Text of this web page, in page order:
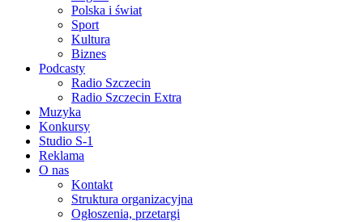
Polska i świat
Sport
Kultura
Biznes
Podcasty
Radio Szczecin
Radio Szczecin Extra
Muzyka
Konkursy
Studio S-1
Reklama
O nas
Kontakt
Struktura organizacyjna
Ogłoszenia, przetargi